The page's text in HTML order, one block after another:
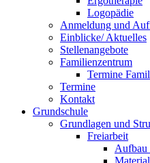
Logopädie
Anmeldung und
Einblicke/ Aktuelles
Stellenangebote
Familienzentrum
Termine
Termine
Kontakt
Grundschule
Grundlagen und
Freiarbeit
Aufbau